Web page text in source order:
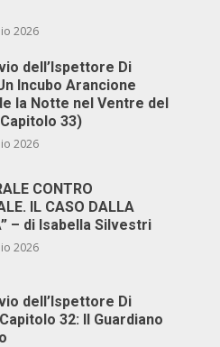
2026
dell’Ispettore Di
Incubo Arancione
la Notte nel Ventre del
33)
2026
CONTRO
IL CASO DALLA
– di Isabella Silvestri
2026
dell’Ispettore Di
32: Il Guardiano